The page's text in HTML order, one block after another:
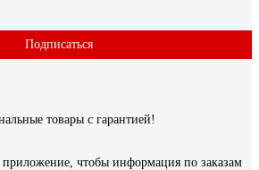
Подписаться
товары с гарантией!
приложение, чтобы информация по заказам